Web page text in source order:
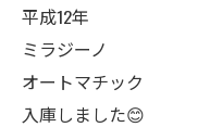
平成12年
ミラジーノ
オートマチック
入庫しました😊